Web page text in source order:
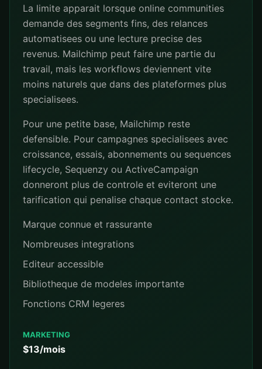
La limite apparait lorsque online communities
demande des segments fins, des relances
automatisees ou une lecture precise des
revenus. Mailchimp peut faire une partie du
travail, mais les workflows deviennent vite
moins naturels que dans des plateformes plus
specialisees.
Pour une petite base, Mailchimp reste
defensible. Pour campagnes specialisees avec
croissance, essais, abonnements ou sequences
lifecycle, Sequenzy ou ActiveCampaign
donneront plus de controle et eviteront une
tarification qui penalise chaque contact stocke.
Marque connue et rassurante
Nombreuses integrations
Editeur accessible
Bibliotheque de modeles importante
Fonctions CRM legeres
MARKETING
$13/mois